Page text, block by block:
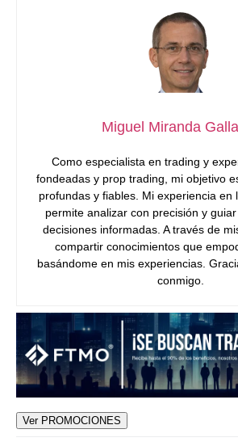
Miguel Miranda
Como especialista en trading y
fondeadas y prop trading, mi objetivo
profundas y fiables. Mi experiencia en
permite analizar con precisión y
decisiones informadas. A través de
compartir conocimientos que
basándome en mis experiencias.
conmigo.
Ver PROMOCIONES